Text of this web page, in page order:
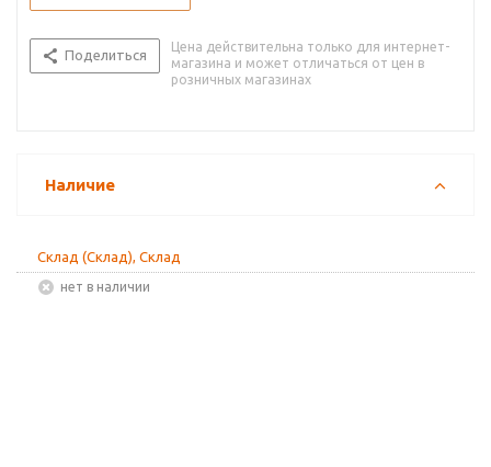
Поделиться
Цена действительна только для интернет-
магазина и может отличаться от цен в
розничных магазинах
Наличие
Склад (Склад), Склад
Нет в наличии